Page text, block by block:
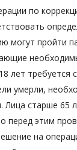
по
могут пройти
лет требуется
умерли,
Лица старше 65
перед этим
на